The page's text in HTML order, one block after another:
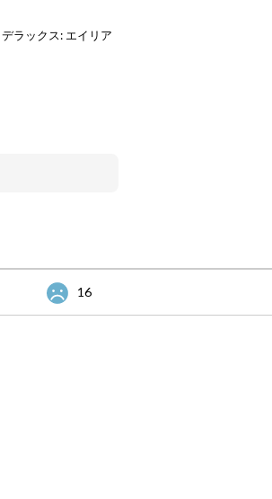
ラックス: エイリア
16